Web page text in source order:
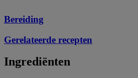
Bereiding
Gerelateerde recepten
Ingrediënten